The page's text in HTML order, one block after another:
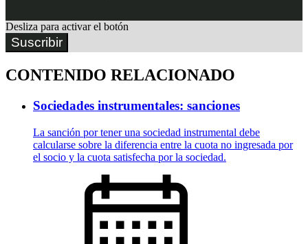
Desliza para activar el botón
Suscribir
CONTENIDO RELACIONADO
Sociedades instrumentales: sanciones
La sanción por tener una sociedad instrumental debe
calcularse sobre la diferencia entre la cuota no ingresada por
el socio y la cuota satisfecha por la sociedad.